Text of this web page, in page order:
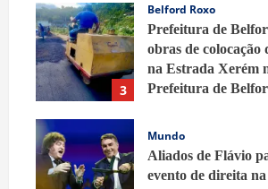
3
Belford Roxo
Prefeitura de
obras de colocação
na Estrada Xerém
Prefeitura de
Mundo
Aliados de Flávio
evento de direita